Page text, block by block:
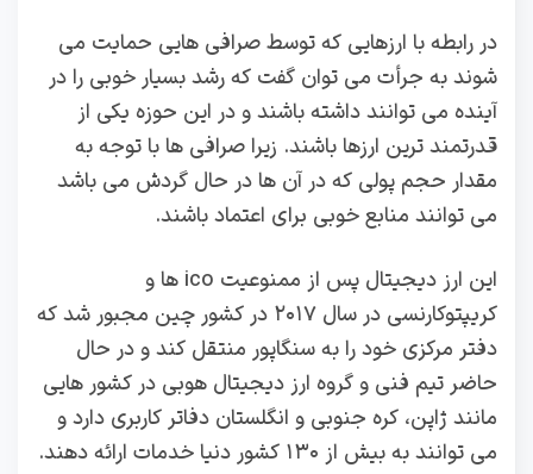
در رابطه با ارزهایی که توسط صرافی‌ هایی حمایت می‌
شوند به جرأت می‌ توان گفت که رشد بسیار خوبی را در
آینده می‌ توانند داشته باشند و در این حوزه یکی از
قدرتمند ترین ارزها باشند‌. زیرا صرافی ها با توجه به
مقدار حجم پولی که در آن ها در حال گردش می باشد
می توانند منابع خوبی برای اعتماد باشند.
این ارز دیجیتال پس از ممنوعیت ico ها و
کریپتوکارنسی در سال ۲۰۱۷ در کشور چین مجبور شد که
دفتر مرکزی خود را به سنگاپور منتقل کند و در حال
حاضر تیم فنی و گروه ارز دیجیتال هوبی در کشور هایی
مانند ژاپن، کره‌ جنوبی و انگلستان دفاتر کاربری دارد و
می‌ توانند به بیش از ۱۳۰ کشور دنیا خدمات ارائه دهند.